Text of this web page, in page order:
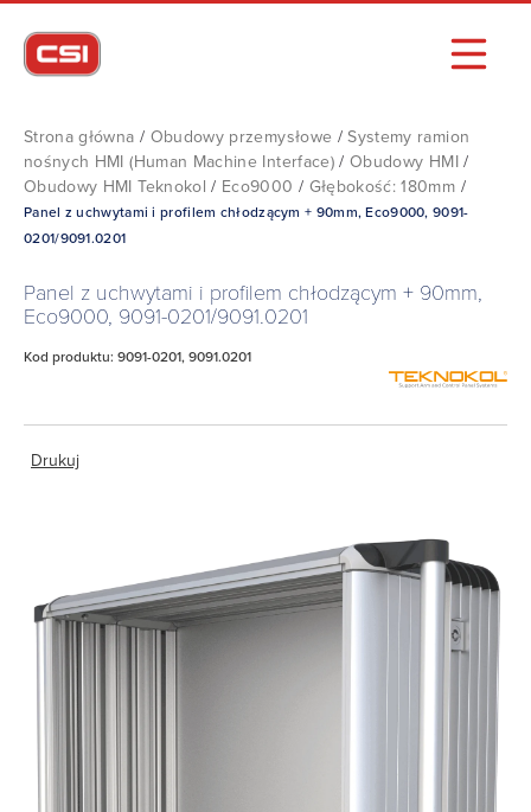
Strona główna / Obudowy przemysłowe /Systemy ramion
nośnych HMI (Human Machine Interface)/Obudowy HMI/
Obudowy HMI Teknokol / Eco9000 / Głębokość: 180mm /
Panel z uchwytami i profilem chłodzącym + 90mm, Eco9000, 9091-
0201/9091.0201
Panel z uchwytami i profilem chłodzącym + 90mm,
Eco9000, 9091-0201/9091.0201
Kod produktu: 9091-0201, 9091.0201
Drukuj